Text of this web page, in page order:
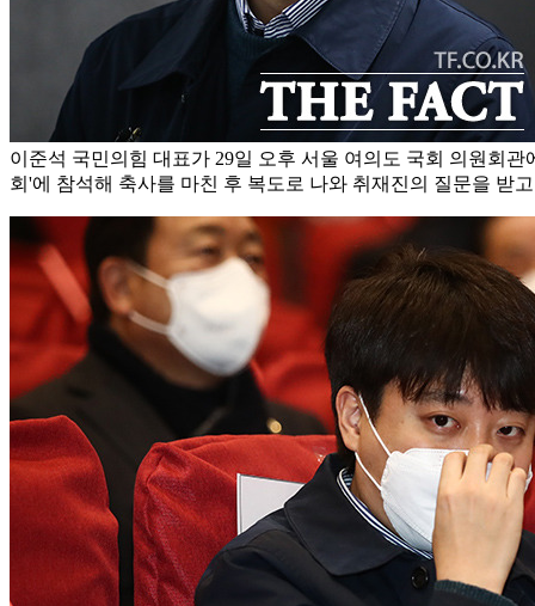
이준석 국민의힘 대표가 29일 오후 서울 여의도 국회 의원회
회'에 참석해 축사를 마친 후 복도로 나와 취재진의 질문을 받